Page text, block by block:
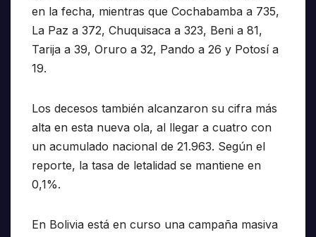
en la fecha, mientras que Cochabamba a 735,
La Paz a 372, Chuquisaca a 323, Beni a 81,
Tarija a 39, Oruro a 32, Pando a 26 y Potosí a
19.
Los decesos también alcanzaron su cifra más
alta en esta nueva ola, al llegar a cuatro con
un acumulado nacional de 21.963. Según el
reporte, la tasa de letalidad se mantiene en
0,1%.
En Bolivia está en curso una campaña masiva